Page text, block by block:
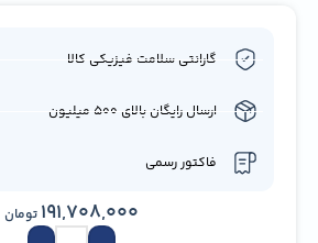
گارانتی سلامت فیزیکی کالا
ارسال رایگان بالای 500 میلیون
فاکتور رسمی
191,708,000 تومان